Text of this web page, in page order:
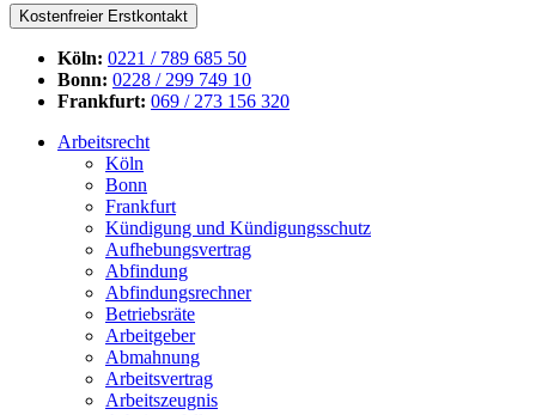
Kostenfreier Erstkontakt
Köln: 0221 / 789 685 50
Bonn: 0228 / 299 749 10
Frankfurt: 069 / 273 156 320
Arbeitsrecht
Köln
Bonn
Frankfurt
Kündigung und Kündigungsschutz
Aufhebungsvertrag
Abfindung
Abfindungsrechner
Betriebsräte
Arbeitgeber
Abmahnung
Arbeitsvertrag
Arbeitszeugnis